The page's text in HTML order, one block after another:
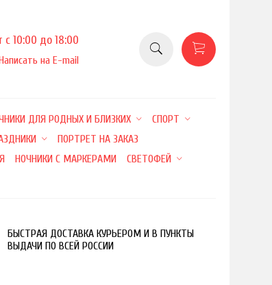
с 10:00 до 18:00
на E-mail
ДЛЯ РОДНЫХ И БЛИЗКИХ
СПОРТ
ПОРТРЕТ НА ЗАКАЗ
НОЧНИКИ С МАРКЕРАМИ
СВЕТОФЕЙ
БЫСТРАЯ ДОСТАВКА КУРЬЕРОМ И В ПУНКТЫ
ВЫДАЧИ ПО ВСЕЙ РОССИИ